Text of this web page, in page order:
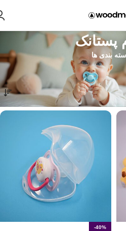
پستانک
بندی ها
Showing all 6 results
-40%